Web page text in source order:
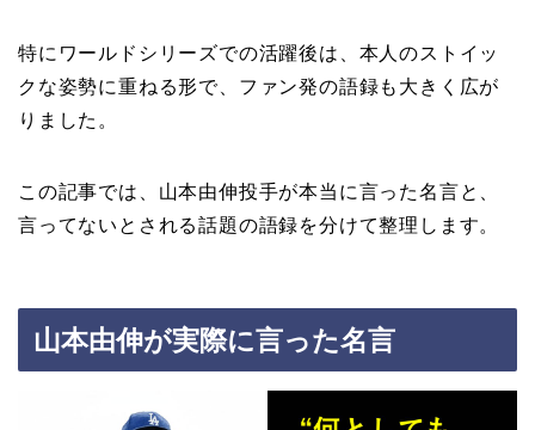
特にワールドシリーズでの活躍後は、本人のストイッ
クな姿勢に重ねる形で、ファン発の語録も大きく広が
りました。
この記事では、山本由伸投手が本当に言った名言と、
言ってないとされる話題の語録を分けて整理します。
山本由伸が実際に言った名言